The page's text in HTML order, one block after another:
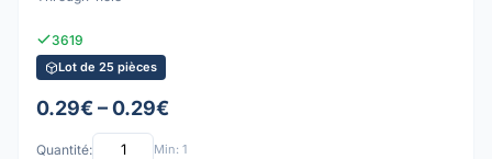
3619
Lot de 25 pièces
0.29€ – 0.29€
Quantité: Min: 1